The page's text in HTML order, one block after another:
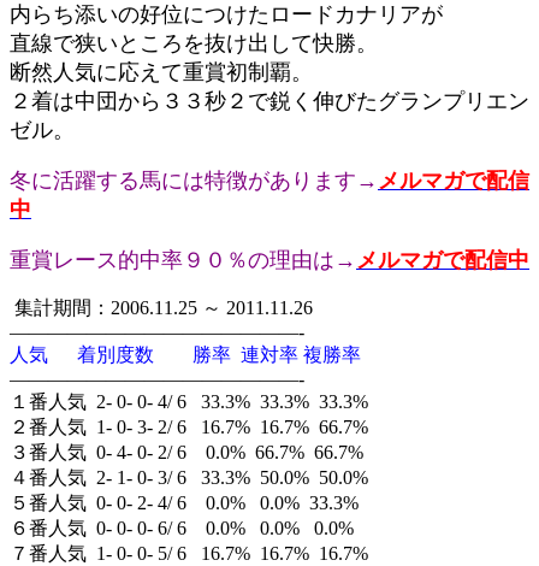
内らち添いの好位につけたロードカナリアが
直線で狭いところを抜け出して快勝。
断然人気に応えて重賞初制覇。
２着は中団から３３秒２で鋭く伸びたグランプリエン
ゼル。
冬に活躍する馬には特徴があります→ メルマガで配信
中
重賞レース的中率９０％の理由は→ メルマガで配信中
集計期間：2006.11.25 ～ 2011.11.26
———————————————-
人気 着別度数 勝率 連対率 複勝率
———————————————-
１番人気 2- 0- 0- 4/ 6 33.3% 33.3% 33.3%
２番人気 1- 0- 3- 2/ 6 16.7% 16.7% 66.7%
３番人気 0- 4- 0- 2/ 6 0.0% 66.7% 66.7%
４番人気 2- 1- 0- 3/ 6 33.3% 50.0% 50.0%
５番人気 0- 0- 2- 4/ 6 0.0% 0.0% 33.3%
６番人気 0- 0- 0- 6/ 6 0.0% 0.0% 0.0%
７番人気 1- 0- 0- 5/ 6 16.7% 16.7% 16.7%